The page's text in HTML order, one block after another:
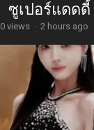
ซูเปอร์แดดดี้
0 views · 2 hours ago